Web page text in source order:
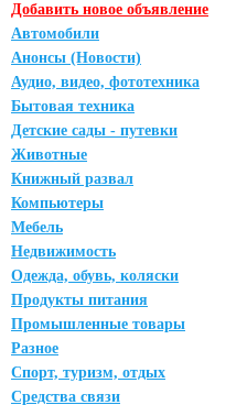
Добавить новое объявление
Автомобили
Анонсы (Новости)
Аудио, видео, фототехника
Бытовая техника
Детские сады - путевки
Животные
Книжный развал
Компьютеры
Мебель
Недвижимость
Одежда, обувь, коляски
Продукты питания
Промышленные товары
Разное
Спорт, туризм, отдых
Средства связи